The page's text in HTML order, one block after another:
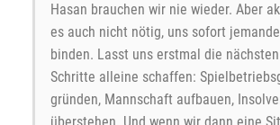
Hasan brauchen wir nie wieder. Aber
es auch nicht nötig, uns sofort
binden. Lasst uns erstmal die
Schritte alleine schaffen:
gründen, Mannschaft aufbauen,